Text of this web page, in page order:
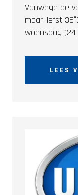
Vanwege de
maar liefst
woensdag
LEES